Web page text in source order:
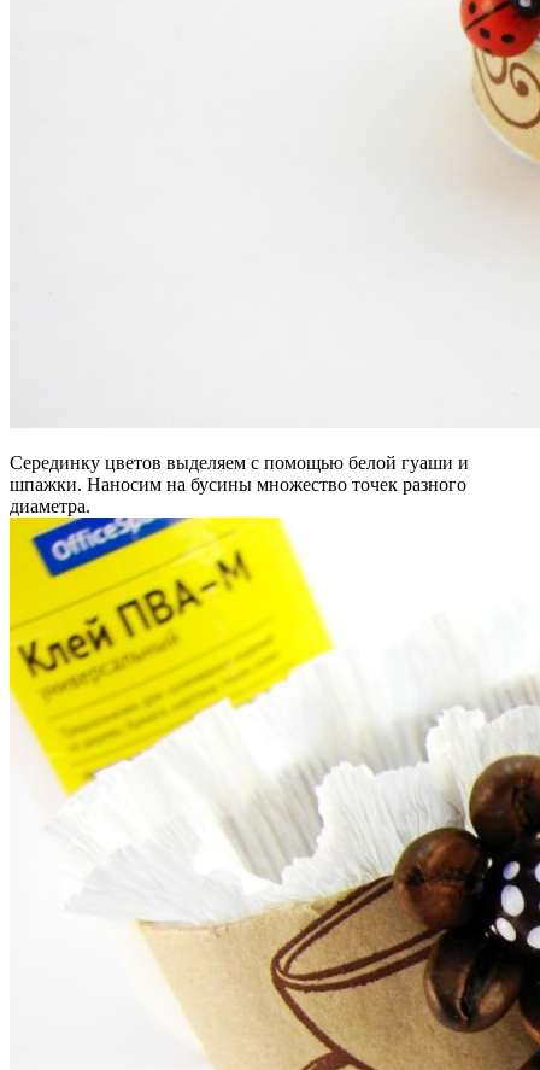
Серединку цветов выделяем с помощью белой гуаши и
шпажки. Наносим на бусины множество точек разного
диаметра.